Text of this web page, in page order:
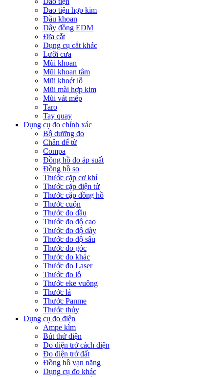
Dao tiện hợp kim
Đầu khoan
Dây đồng EDM
Đĩa cắt
Dụng cụ cắt khác
Lưỡi cưa
Mũi khoan
Mũi khoan tâm
Mũi khoét lỗ
Mũi mài hợp kim
Mũi vát mép
Taro
Tay quay
Dụng cụ đo chính xác
Bộ dưỡng đo
Chân đế từ
Compa
Đồng hồ đo áp suất
Đồng hồ so
Thước cặp cơ khí
Thước cặp điện tử
Thước cặp đồng hồ
Thước cuộn
Thước đo dầu
Thước đo độ cao
Thước đo độ dày
Thước đo độ sâu
Thước đo góc
Thước đo khác
Thước đo Laser
Thước đo lỗ
Thước eke vuông
Thước lá
Thước Panme
Thước thủy
Dụng cụ đo điện
Ampe kìm
Bút thử điện
Đo điện trở cách điện
Đo điện trở đất
Đồng hồ vạn năng
Dụng cụ đo khác